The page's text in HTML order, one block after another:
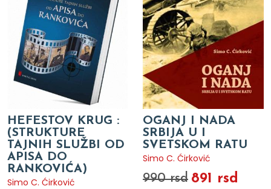
HEFESTOV KRUG :
(STRUKTURE
TAJNIH SLUŽBI OD
APISA DO
RANKOVIĆA)
Simo C. Ćirković
OGANJ I NADA
SRBIJA U I
SVETSKOM RATU
Simo C. Ćirković
990 rsd 891 rsd